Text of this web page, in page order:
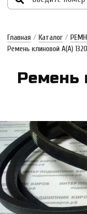
Главная / Каталог /
Ремень клиновой А(А) 1320
Ре­мень